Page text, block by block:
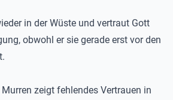
in der Wüste und vertraut Gott
obwohl er sie gerade erst vor den
zeigt fehlendes Vertrauen in